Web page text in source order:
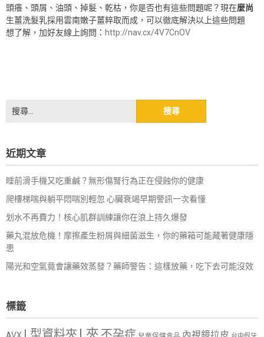
頭癢、頭屑、油頭、掉髮、乾枯，你是否也有這些問題呢？現在麼尚
生薑洗髮乳採用雲南嫩子薑粹取而成，可以徹底解決以上這些問題
想了解，加好友線上詢問： http://nav.cx/4V7CnOV
搜
尋
字:
近期文章
睡前滑手機又吃重鹹？無形傷腎行為正在侵蝕你的健康
爬樓梯喘與躺平悶喘別輕忽 心臟衰竭早期警訊一次看懂
划水不再費力！核心肌群訓練讓你在浪上持久爆發
藥丸混放危機！摩擦產生粉屑與細菌滋生，你的藥箱可能藏著健康隱
患
陽光和空氣竟會讓藥效蒸發？藥師警告：這樣放藥，吃下去可能沒效
標籤
AVX L型資料夾 L夾 不孕症 內視鏡拉皮